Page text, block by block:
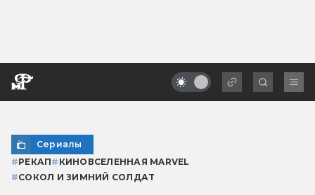
Сериалы
#РЕКАП# КИНОВСЕЛЕННАЯ MARVEL
#СОКОЛ И ЗИМНИЙ СОЛДАТ